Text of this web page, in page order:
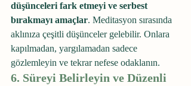
düşünceleri fark etmeyi ve serbest
bırakmayı amaçlar. Meditasyon sırasında
aklınıza çeşitli düşünceler gelebilir. Onlara
kapılmadan, yargılamadan sadece
gözlemleyin ve tekrar nefese odaklanın.
6. Süreyi Belirleyin ve Düzenli